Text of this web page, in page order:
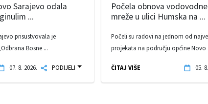
Sarajevo odala
...
prisustvovala je
Bosne ...
07. 8. 2026. PODIJELI
Počela obnova
mreže u ulici Humska na ...
Počeli su radovi na jednom od
projekata na području općine Novo
ČITAJ VIŠE 05.